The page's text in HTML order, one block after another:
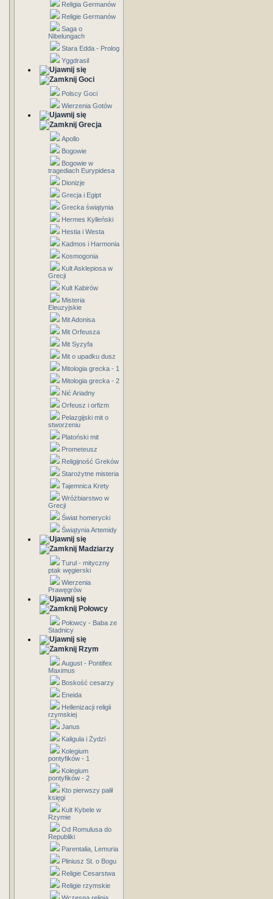
Religia Germanów
Religie Germanów
Saga o
Nibelungach
Stara Edda - Prolog
Yggdrasil
Goci
Polscy Goci
Wierzenia Gotów
Grecja
Apollo
Bogowie
Bogowie w
tragediach Eurypidesa
Dionizje
Grecja i Egipt
Grecka świątynia
Hermes Kylleński
Hestia i Westa
Kadmos i Harmonia
Kosmogonia
Kult Asklepiosa w
Grecji
Kult Kabirów
Misteria
Eleuzyjskie
Mit Adonisa
Mit Orfeusza
Mit Syzyfa
Mit o upadku dusz
Mitologia grecka - 1
Mitologia grecka - 2
Nić Ariadny
Orfeusz i orfizm
Pelazgijski mit o
stworzeniu
Platoński mit
Prometeusz
Religijność Greków
Starożytne misteria
Tajemnica Krety
Wróżbiarstwo w
Grecji
Świat homerycki
Świątynia Artemidy
Madziarzy
Turul - mityczny
ptak węgierski
Wierzenia
Prawęgrów
Połowcy
Połowcy - Baba ze
Stadnicy
Rzym
August - Pontifex
Maximus
Boskość cesarzy
Eneida
Hellenizacji religii
rzymskiej
Janus
Kaligula i Żydzi
Kolegium
pontyfików - 1
Kolegium
pontyfików - 2
Kto pierwszy palił
księgi
Kult Kybele w
Rzymie
Od Romulusa do
Republiki
Parentalia, Lemuria
Pliniusz St. o Bogu
Religie Cesarstwa
Religie rzymskie